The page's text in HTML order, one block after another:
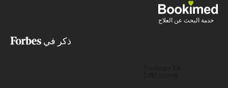
خدمة البحث عن العلاج
ذكر في